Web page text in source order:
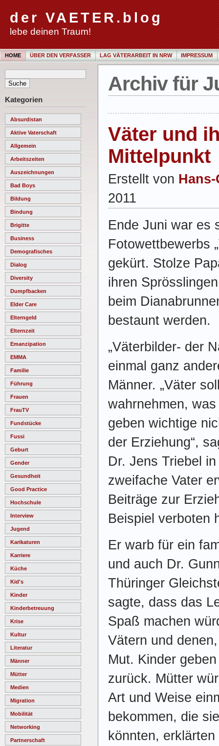
der VAETER.blog
lebe deinen Traum!
HOME ÜBER DEN VERFASSER LAG VÄTERARBEIT IN NRW IMPRESSUM
Kategorien
Absurdistan
Aktive Vaterschaft
Allgemein
Arbeitszeiten
Auszeichnungen
Bad Boys
Bildung
Bindung
Brigitte
Business
Demografisches
Dialog
Diversity
Dumpfbacken
Elder Care
Elterngeld
Elternzeit
Emanzipation
EMMA
Familie
Führung
Frauen
FrauTV
Fundstücke
Fussi
Geburt
Gender
Gesundheit
Good Practice
Hochschule
Interview
Jugend
Karikaturen
Karriere
Küche
Kid's
Kinder
Kinderbetreuung
Krise
Kultur
Literatur
Männer
Mütter
Medien
Migration
Mobilität
Networking
Partnerschaft
Archiv für
Väter und
Mittelpunkt
Erstellt von
2011
Ende Juni war es
Fotowettbewerbs
gekürt. Stolze
ihren
beim
bestaunt werden.
„Väterbilder- der
einmal ganz
Männer. „Väter
wahrnehmen, was
geben wichtige
der Erziehung“,
Dr. Jens Triebel
zweifache Vater
Beiträge zur
Beispiel verboten
Er warb für ein
und auch Dr.
Thüringer
sagte, dass das
Spaß machen
Vätern und
Mut. Kinder
zurück. Mütter
Art und Weise
bekommen, die
könnten,